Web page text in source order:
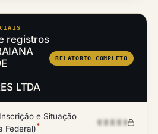
registros
LTDA
RELATÓRIO COMPLETO
e Situação
Federal)*